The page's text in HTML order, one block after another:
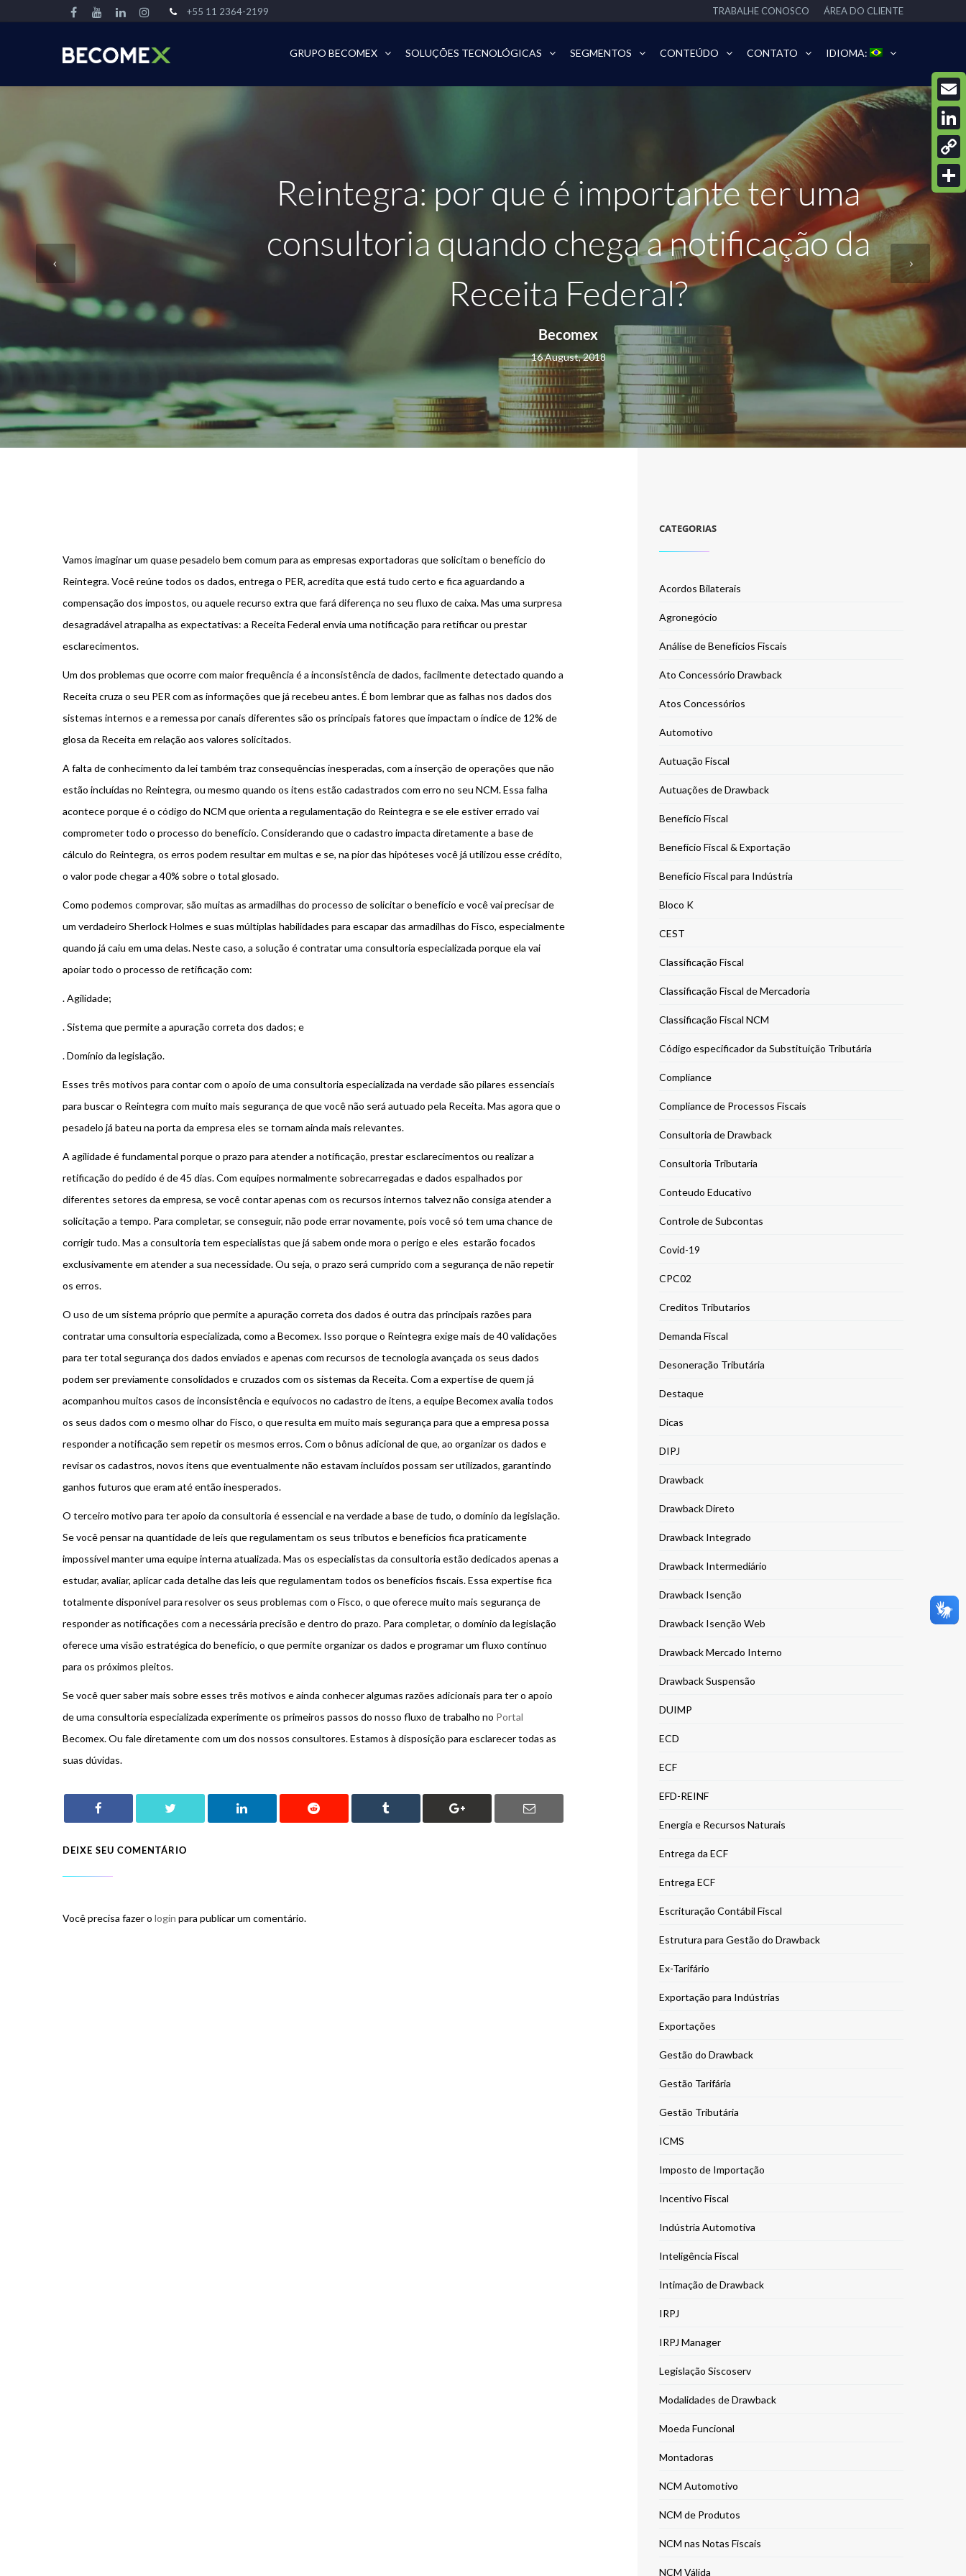
+55 11 2364-2199 TRABALHE CONOSCO ÁREA DO CLIENTE
GRUPO BECOMEX SOLUÇÕES TECNOLÓGICAS SEGMENTOS CONTEÚDO CONTATO IDIOMA:
Reintegra: por que é importante ter uma
consultoria quando chega a notificação da
Receita Federal?
Becomex
16 August, 2018
Vamos imaginar um quase pesadelo bem comum para as empresas exportadoras que solicitam o benefício do
Reintegra. Você reúne todos os dados, entrega o PER, acredita que está tudo certo e fica aguardando a
compensação dos impostos, ou aquele recurso extra que fará diferença no seu fluxo de caixa. Mas uma surpresa
desagradável atrapalha as expectativas: a Receita Federal envia uma notificação para retificar ou prestar
esclarecimentos.
Um dos problemas que ocorre com maior frequência é a inconsistência de dados, facilmente detectado quando a
Receita cruza o seu PER com as informações que já recebeu antes. É bom lembrar que as falhas nos dados dos
sistemas internos e a remessa por canais diferentes são os principais fatores que impactam o índice de 12% de
glosa da Receita em relação aos valores solicitados.
A falta de conhecimento da lei também traz consequências inesperadas, com a inserção de operações que não
estão incluídas no Reintegra, ou mesmo quando os itens estão cadastrados com erro no seu NCM. Essa falha
acontece porque é o código do NCM que orienta a regulamentação do Reintegra e se ele estiver errado vai
comprometer todo o processo do benefício. Considerando que o cadastro impacta diretamente a base de
cálculo do Reintegra, os erros podem resultar em multas e se, na pior das hipóteses você já utilizou esse crédito,
o valor pode chegar a 40% sobre o total glosado.
Como podemos comprovar, são muitas as armadilhas do processo de solicitar o benefício e você vai precisar de
um verdadeiro Sherlock Holmes e suas múltiplas habilidades para escapar das armadilhas do Fisco, especialmente
quando já caiu em uma delas. Neste caso, a solução é contratar uma consultoria especializada porque ela vai
apoiar todo o processo de retificação com:
. Agilidade;
. Sistema que permite a apuração correta dos dados; e
. Domínio da legislação.
Esses três motivos para contar com o apoio de uma consultoria especializada na verdade são pilares essenciais
para buscar o Reintegra com muito mais segurança de que você não será autuado pela Receita. Mas agora que o
pesadelo já bateu na porta da empresa eles se tornam ainda mais relevantes.
A agilidade é fundamental porque o prazo para atender a notificação, prestar esclarecimentos ou realizar a
retificação do pedido é de 45 dias. Com equipes normalmente sobrecarregadas e dados espalhados por
diferentes setores da empresa, se você contar apenas com os recursos internos talvez não consiga atender a
solicitação a tempo. Para completar, se conseguir, não pode errar novamente, pois você só tem uma chance de
corrigir tudo. Mas a consultoria tem especialistas que já sabem onde mora o perigo e eles estarão focados
exclusivamente em atender a sua necessidade. Ou seja, o prazo será cumprido com a segurança de não repetir
os erros.
O uso de um sistema próprio que permite a apuração correta dos dados é outra das principais razões para
contratar uma consultoria especializada, como a Becomex. Isso porque o Reintegra exige mais de 40 validações
para ter total segurança dos dados enviados e apenas com recursos de tecnologia avançada os seus dados
podem ser previamente consolidados e cruzados com os sistemas da Receita. Com a expertise de quem já
acompanhou muitos casos de inconsistência e equívocos no cadastro de itens, a equipe Becomex avalia todos
os seus dados com o mesmo olhar do Fisco, o que resulta em muito mais segurança para que a empresa possa
responder a notificação sem repetir os mesmos erros. Com o bônus adicional de que, ao organizar os dados e
revisar os cadastros, novos itens que eventualmente não estavam incluídos possam ser utilizados, garantindo
ganhos futuros que eram até então inesperados.
O terceiro motivo para ter apoio da consultoria é essencial e na verdade a base de tudo, o domínio da legislação.
Se você pensar na quantidade de leis que regulamentam os seus tributos e benefícios fica praticamente
impossível manter uma equipe interna atualizada. Mas os especialistas da consultoria estão dedicados apenas a
estudar, avaliar, aplicar cada detalhe das leis que regulamentam todos os benefícios fiscais. Essa expertise fica
totalmente disponível para resolver os seus problemas com o Fisco, o que oferece muito mais segurança de
responder as notificações com a necessária precisão e dentro do prazo. Para completar, o domínio da legislação
oferece uma visão estratégica do benefício, o que permite organizar os dados e programar um fluxo contínuo
para os próximos pleitos.
Se você quer saber mais sobre esses três motivos e ainda conhecer algumas razões adicionais para ter o apoio
de uma consultoria especializada experimente os primeiros passos do nosso fluxo de trabalho no Portal
Becomex. Ou fale diretamente com um dos nossos consultores. Estamos à disposição para esclarecer todas as
suas dúvidas.
DEIXE SEU COMENTÁRIO
Você precisa fazer o login para publicar um comentário.
CATEGORIAS
Acordos Bilaterais
Agronegócio
Análise de Benefícios Fiscais
Ato Concessório Drawback
Atos Concessórios
Automotivo
Autuação Fiscal
Autuações de Drawback
Benefício Fiscal
Benefício Fiscal & Exportação
Benefício Fiscal para Indústria
Bloco K
CEST
Classificação Fiscal
Classificação Fiscal de Mercadoria
Classificação Fiscal NCM
Código especificador da Substituição Tributária
Compliance
Compliance de Processos Fiscais
Consultoria de Drawback
Consultoria Tributaria
Conteudo Educativo
Controle de Subcontas
Covid-19
CPC02
Creditos Tributarios
Demanda Fiscal
Desoneração Tributária
Destaque
Dicas
DIPJ
Drawback
Drawback Direto
Drawback Integrado
Drawback Intermediário
Drawback Isenção
Drawback Isenção Web
Drawback Mercado Interno
Drawback Suspensão
DUIMP
ECD
ECF
EFD-REINF
Energia e Recursos Naturais
Entrega da ECF
Entrega ECF
Escrituração Contábil Fiscal
Estrutura para Gestão do Drawback
Ex-Tarifário
Exportação para Indústrias
Exportações
Gestão do Drawback
Gestão Tarifária
Gestão Tributária
ICMS
Imposto de Importação
Incentivo Fiscal
Indústria Automotiva
Inteligência Fiscal
Intimação de Drawback
IRPJ
IRPJ Manager
Legislação Siscoserv
Modalidades de Drawback
Moeda Funcional
Montadoras
NCM Automotivo
NCM de Produtos
NCM nas Notas Fiscais
NCM Válida
Email
Copy
Link